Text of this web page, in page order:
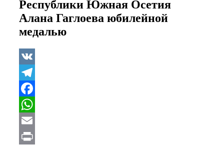
Республики Южная Осетия
Алана Гаглоева юбилейной
медалью
VK
Telegram
Facebook
WhatsApp
Email